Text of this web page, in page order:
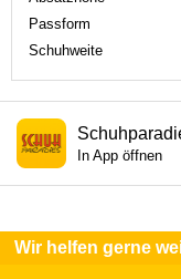
Passform
Schuhweite
In App öffnen
Wir helfen gerne